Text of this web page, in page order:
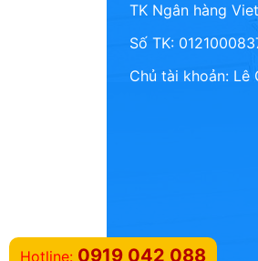
TK Ngân hàng
Số TK:
Chủ tài khoản: Lê
Hotline: 0919 042 088